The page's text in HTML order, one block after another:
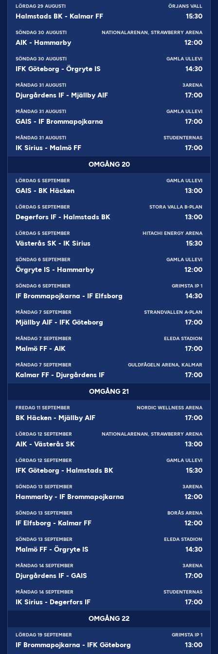
LÖRDAG 29 AUGUSTI ÖRJANS VALL
Halmstads BK - Kalmar FF 15:30
SÖNDAG 30 AUGUSTI NATIONALARENAN, STRAWBERRY ARENA
AIK - Hammarby 12:00
SÖNDAG 30 AUGUSTI GAMLA ULLEVI
IFK Göteborg - Örgryte IS 14:30
MÅNDAG 31 AUGUSTI 3ARENA
Djurgårdens IF - Mjällby AIF 17:00
MÅNDAG 31 AUGUSTI GAMLA ULLEVI
GAIS - IF Brommapojkarna 17:00
MÅNDAG 31 AUGUSTI STUDENTERNAS
IK Sirius - Malmö FF
17:00
OMGÅNG 20
LÖRDAG 5 SEPTEMBER GAMLA ULLEVI
GAIS - BK Häcken 13:00
LÖRDAG 5 SEPTEMBER STORA VALLA B-PLAN
Degerfors IF - Halmstads BK 13:00
LÖRDAG 5 SEPTEMBER HITACHI ENERGY ARENA
Västerås SK - IK Sirius 15:30
SÖNDAG 6 SEPTEMBER GAMLA ULLEVI
Örgryte IS - Hammarby 12:00
SÖNDAG 6 SEPTEMBER GRIMSTA IP 1
IF Brommapojkarna - IF Elfsborg 14:30
MÅNDAG 7 SEPTEMBER STRANDVALLEN A-PLAN
Mjällby AIF - IFK Göteborg 17:00
MÅNDAG 7 SEPTEMBER ELEDA STADION
Malmö FF - AIK 17:00
MÅNDAG 7 SEPTEMBER GULDFÅGELN ARENA, KALMAR
Kalmar FF - Djurgårdens IF
17:00
OMGÅNG 21
FREDAG 11 SEPTEMBER NORDIC WELLNESS ARENA
BK Häcken - Mjällby AIF 17:00
LÖRDAG 12 SEPTEMBER NATIONALARENAN, STRAWBERRY ARENA
AIK - Västerås SK 13:00
LÖRDAG 12 SEPTEMBER GAMLA ULLEVI
IFK Göteborg - Halmstads BK 15:30
SÖNDAG 13 SEPTEMBER 3ARENA
Hammarby- IF Brommapojkarna 12:00
SÖNDAG 13 SEPTEMBER BORÅS ARENA
IF Elfsborg - Kalmar FF 12:00
SÖNDAG 13 SEPTEMBER ELEDA STADION
Malmö FF - Örgryte IS 14:30
MÅNDAG 14 SEPTEMBER 3ARENA
Djurgårdens IF - GAIS 17:00
MÅNDAG 14 SEPTEMBER STUDENTERNAS
IK Sirius - Degerfors IF
17:00
OMGÅNG 22
LÖRDAG 19 SEPTEMBER GRIMSTA IP 1
IF Brommapojkarna - IFK Göteborg 13:00